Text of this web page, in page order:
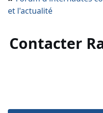
et l'actualité
Contacter